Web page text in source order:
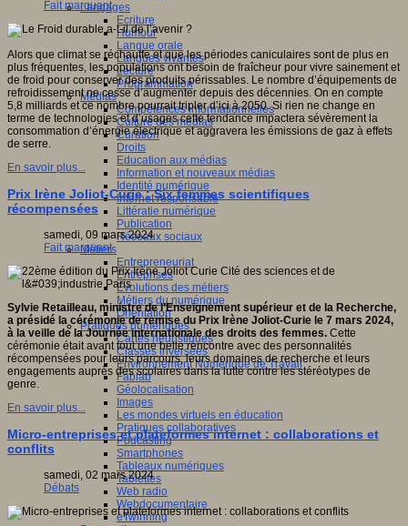
Langages
Ecriture
Humour
Langue orale
Langues vivantes
Lecture
Programmation
Médias
Compétences informationnelles
Culture des médias
Curation
Droits
Education aux médias
Information et nouveaux médias
Identité numérique
Internet responsable
Littératie numérique
Publication
Réseaux sociaux
Métiers
Entrepreneuriat
Entreprises
Evolutions des métiers
Métiers du numérique
Orientation
Pratiques numériques
Cartes heuristiques
Classes inversées
Environnement Numérique de Travail
Fablab
Géolocalisation
Images
Les mondes virtuels en éducation
Pratiques collaboratives
Podcasting
Smartphones
Tableaux numériques
Tablettes
Web radio
Webdocumentaire
eTwinning
Fait marquant
Alors que climat se réchauffe et que les périodes caniculaires sont de plus en
plus fréquentes, les populations ont besoin de fraîcheur pour vivre sainement et
de froid pour conserver des produits périssables. Le nombre d’équipements de
refroidissement ne cesse d’augmenter depuis des décennies. On en compte
5,8 milliards et ce nombre pourrait tripler d’ici à 2050. Si rien ne change en
terme de technologies et d’usages cette tendance impactera sévèrement la
consommation d’énergie électrique et aggravera les émissions de gaz à effets
de serre.
En savoir plus...
Prix Irène Joliot-Curie : Six femmes scientifiques
récompensées
samedi, 09 mars 2024
Fait marquant
Sylvie Retailleau, ministre de l’Enseignement supérieur et de la Recherche,
a présidé la cérémonie de remise du Prix Irène Joliot-Curie le 7 mars 2024,
à la veille de la Journée internationale des droits des femmes. Cette
cérémonie était avant tout une belle rencontre avec des personnalités
récompensées pour leurs parcours, leurs domaines de recherche et leurs
engagements auprès des scolaires dans la lutte contre les stéréotypes de
genre.
En savoir plus...
Micro-entreprises et plateformes internet : collaborations et
conflits
samedi, 02 mars 2024
Débats